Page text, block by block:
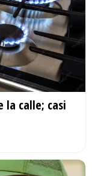
la calle; casi